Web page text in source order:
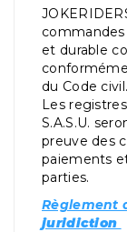
et durable
du Code civil.
Les
S.A.S.U.
preuve des
paiements
parties.
Règlement
juridiction